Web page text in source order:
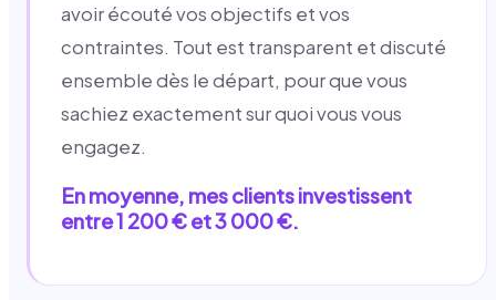
avoir écouté vos objectifs et vos
contraintes. Tout est transparent et discuté
ensemble dès le départ, pour que vous
sachiez exactement sur quoi vous vous
engagez.
En moyenne, mes clients investissent
entre 1 200 € et 3 000 €.